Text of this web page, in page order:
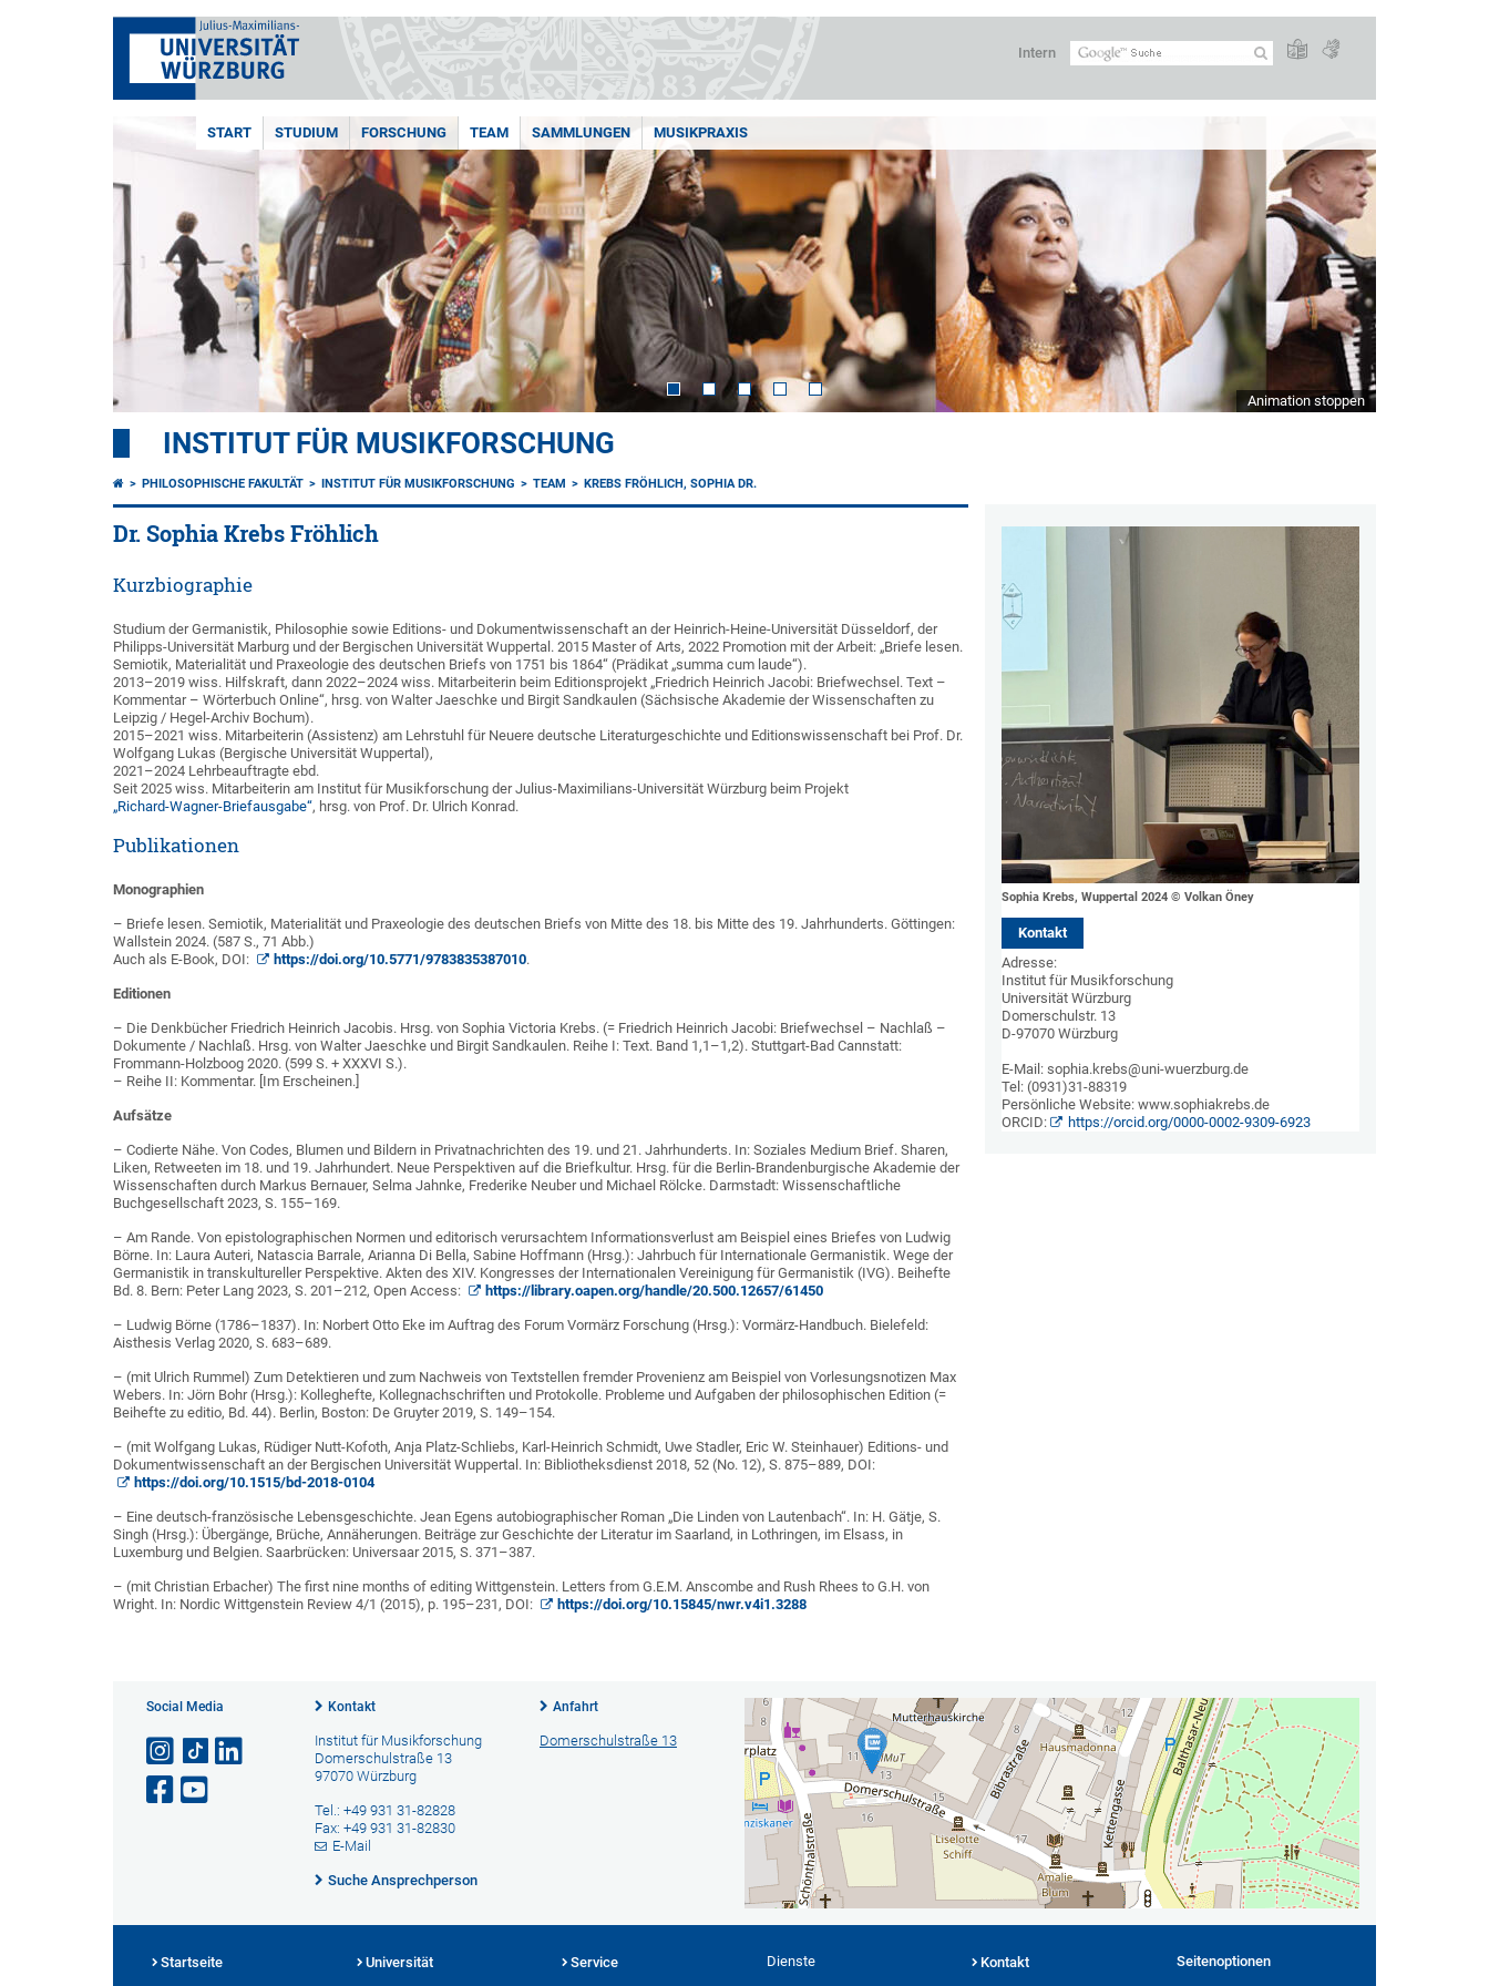
Intern
START STUDIUM FORSCHUNG TEAM SAMMLUNGEN MUSIKPRAXIS
Animation stoppen
INSTITUT FÜR MUSIKFORSCHUNG
PHILOSOPHISCHE FAKULTÄT INSTITUT FÜR MUSIKFORSCHUNG TEAM KREBS FRÖHLICH, SOPHIA DR.
Dr. Sophia Krebs Fröhlich
Kurzbiographie
Studium der Germanistik, Philosophie sowie Editions- und Dokumentwissenschaft an der Heinrich-Heine-Universität Düsseldorf, der
Philipps-Universität Marburg und der Bergischen Universität Wuppertal. 2015 Master of Arts, 2022 Promotion mit der Arbeit: „Briefe lesen.
Semiotik, Materialität und Praxeologie des deutschen Briefs von 1751 bis 1864“ (Prädikat „summa cum laude“).
2013–2019 wiss. Hilfskraft, dann 2022–2024 wiss. Mitarbeiterin beim Editionsprojekt „Friedrich Heinrich Jacobi: Briefwechsel. Text –
Kommentar – Wörterbuch Online“, hrsg. von Walter Jaeschke und Birgit Sandkaulen (Sächsische Akademie der Wissenschaften zu
Leipzig / Hegel-Archiv Bochum).
2015–2021 wiss. Mitarbeiterin (Assistenz) am Lehrstuhl für Neuere deutsche Literaturgeschichte und Editionswissenschaft bei Prof. Dr.
Wolfgang Lukas (Bergische Universität Wuppertal),
2021–2024 Lehrbeauftragte ebd.
Seit 2025 wiss. Mitarbeiterin am Institut für Musikforschung der Julius-Maximilians-Universität Würzburg beim Projekt
„Richard-Wagner-Briefausgabe“, hrsg. von Prof. Dr. Ulrich Konrad.
Publikationen
Monographien
– Briefe lesen. Semiotik, Materialität und Praxeologie des deutschen Briefs von Mitte des 18. bis Mitte des 19. Jahrhunderts. Göttingen:
Wallstein 2024. (587 S., 71 Abb.)
Auch als E-Book, DOI:
https://doi.org/10.5771/9783835387010.
Editionen
– Die Denkbücher Friedrich Heinrich Jacobis. Hrsg. von Sophia Victoria Krebs. (= Friedrich Heinrich Jacobi: Briefwechsel – Nachlaß –
Dokumente / Nachlaß. Hrsg. von Walter Jaeschke und Birgit Sandkaulen. Reihe I: Text. Band 1,1–1,2). Stuttgart-Bad Cannstatt:
Frommann-Holzboog 2020. (599 S. + XXXVI S.).
– Reihe II: Kommentar. [Im Erscheinen.]
Aufsätze
– Codierte Nähe. Von Codes, Blumen und Bildern in Privatnachrichten des 19. und 21. Jahrhunderts. In: Soziales Medium Brief. Sharen,
Liken, Retweeten im 18. und 19. Jahrhundert. Neue Perspektiven auf die Briefkultur. Hrsg. für die Berlin-Brandenburgische Akademie der
Wissenschaften durch Markus Bernauer, Selma Jahnke, Frederike Neuber und Michael Rölcke. Darmstadt: Wissenschaftliche
Buchgesellschaft 2023, S. 155–169.
– Am Rande. Von epistolographischen Normen und editorisch verursachtem Informationsverlust am Beispiel eines Briefes von Ludwig
Börne. In: Laura Auteri, Natascia Barrale, Arianna Di Bella, Sabine Hoffmann (Hrsg.): Jahrbuch für Internationale Germanistik. Wege der
Germanistik in transkultureller Perspektive. Akten des XIV. Kongresses der Internationalen Vereinigung für Germanistik (IVG). Beihefte
Bd. 8. Bern: Peter Lang 2023, S. 201–212, Open Access:
https://library.oapen.org/handle/20.500.12657/61450
– Ludwig Börne (1786–1837). In: Norbert Otto Eke im Auftrag des Forum Vormärz Forschung (Hrsg.): Vormärz-Handbuch. Bielefeld:
Aisthesis Verlag 2020, S. 683–689.
– (mit Ulrich Rummel) Zum Detektieren und zum Nachweis von Textstellen fremder Provenienz am Beispiel von Vorlesungsnotizen Max
Webers. In: Jörn Bohr (Hrsg.): Kolleghefte, Kollegnachschriften und Protokolle. Probleme und Aufgaben der philosophischen Edition (=
Beihefte zu editio, Bd. 44). Berlin, Boston: De Gruyter 2019, S. 149–154.
– (mit Wolfgang Lukas, Rüdiger Nutt-Kofoth, Anja Platz-Schliebs, Karl-Heinrich Schmidt, Uwe Stadler, Eric W. Steinhauer) Editions- und
Dokumentwissenschaft an der Bergischen Universität Wuppertal. In: Bibliotheksdienst 2018, 52 (No. 12), S. 875–889, DOI:
https://doi.org/10.1515/bd-2018-0104
– Eine deutsch-französische Lebensgeschichte. Jean Egens autobiographischer Roman „Die Linden von Lautenbach“. In: H. Gätje, S.
Singh (Hrsg.): Übergänge, Brüche, Annäherungen. Beiträge zur Geschichte der Literatur im Saarland, in Lothringen, im Elsass, in
Luxemburg und Belgien. Saarbrücken: Universaar 2015, S. 371–387.
– (mit Christian Erbacher) The first nine months of editing Wittgenstein. Letters from G.E.M. Anscombe and Rush Rhees to G.H. von
Wright. In: Nordic Wittgenstein Review 4/1 (2015), p. 195–231, DOI:
https://doi.org/10.15845/nwr.v4i1.3288
Sophia Krebs, Wuppertal 2024 © Volkan Öney
Kontakt
Adresse:
Institut für Musikforschung
Universität Würzburg
Domerschulstr. 13
D-97070 Würzburg
E-Mail: sophia.krebs@uni-wuerzburg.de
Tel: (0931)31-88319
Persönliche Website: www.sophiakrebs.de
ORCID:
https://orcid.org/0000-0002-9309-6923
Social Media Kontakt
Institut für Musikforschung
Domerschulstraße 13
97070 Würzburg
Tel.: +49 931 31-82828
Fax: +49 931 31-82830
E-Mail
Suche Ansprechperson
Anfahrt
Domerschulstraße 13
Startseite Universität Service Dienste Kontakt Seitenoptionen